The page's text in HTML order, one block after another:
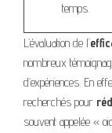
temps.
L’évaluation de l’
nombreux
d’expériences. En
recherchés pour
souvent appelée «